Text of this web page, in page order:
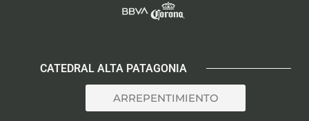
CATEDRAL ALTA PATAGONIA
ARREPENTIMIENTO